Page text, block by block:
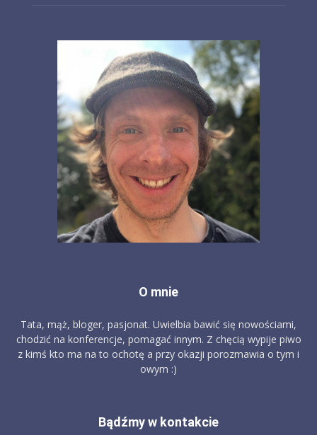
O mnie
Tata, mąż, bloger, pasjonat. Uwielbia bawić się nowościami,
chodzić na konferencje, pomagać innym. Z chęcią wypije piwo
z kimś kto ma na to ochotę a przy okazji porozmawia o tym i
owym :)
Bądźmy w kontakcie